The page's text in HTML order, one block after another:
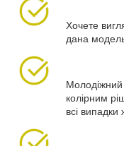
Хочете
дана
Молодіжний
колірним
всі випадки